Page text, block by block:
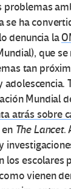
problemas
se ha
denuncia la
que
tan
adolescencia.
Mundial
atrás sobre
The Lancet.
los escolares
vienen